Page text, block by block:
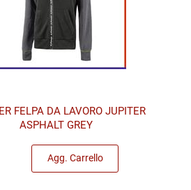
FELPA DA LAVORO JUPITER
ASPHALT GREY
Quantità
Agg. Carrello